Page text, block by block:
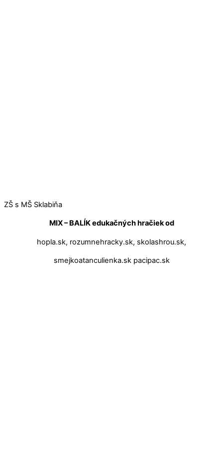
ZŠ s MŠ Sklabiňa
MIX – BALÍK edukačných hračiek od
hopla.sk, rozumnehracky.sk, skolashrou.sk,
smejkoatanculienka.sk pacipac.sk